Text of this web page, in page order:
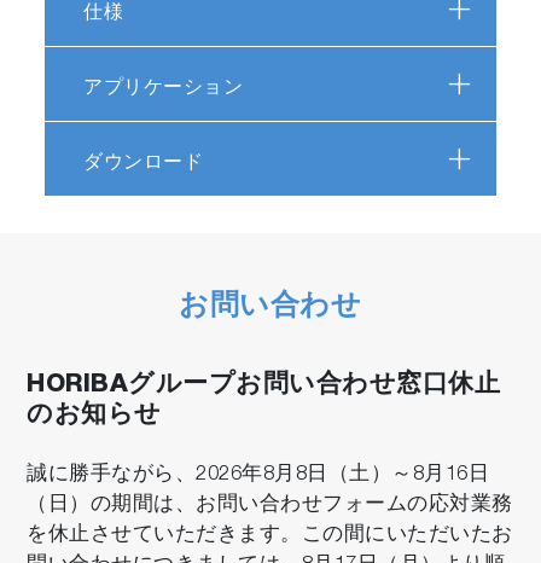
滴下する・浸ける・すくい取る・ふき取る・固
仕様
アプリケーション
ダウンロード
お問い合わせ
HORIBAグループお問い合わせ窓口休止
のお知らせ
誠に勝手ながら、2026年8月8日（土）～8月16日
（日）の期間は、お問い合わせフォームの応対業務
を休止させていただきます。この間にいただいたお